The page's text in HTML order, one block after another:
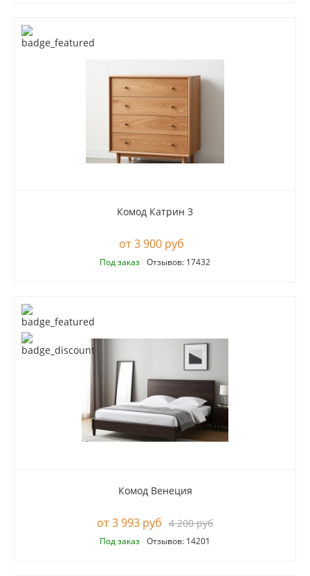
Комод Катрин 3
3 900 руб
Под заказ Отзывов: 17432
Комод Венеция
3 993 руб 4 200 руб
Под заказ Отзывов: 14201